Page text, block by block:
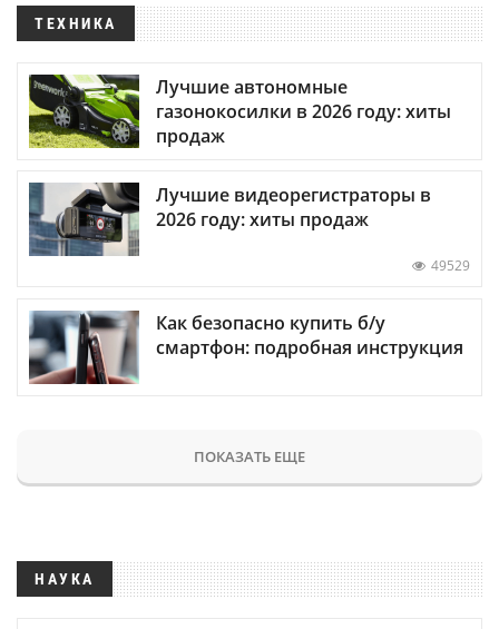
ТЕХНИКА
Лучшие автономные
газонокосилки в 2026 году: хиты
продаж
Лучшие видеорегистраторы в
2026 году: хиты продаж
49529
Как безопасно купить б/у
смартфон: подробная инструкция
ПОКАЗАТЬ ЕЩЕ
НАУКА